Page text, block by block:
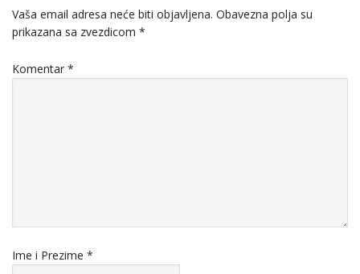
Vaša email adresa neće biti objavljena. Obavezna polja su
prikazana sa zvezdicom *
Komentar *
Ime i Prezime *